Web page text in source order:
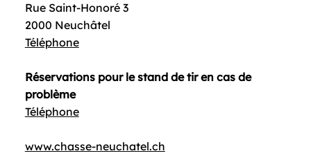
Rue Saint-Honoré 3
2000 Neuchâtel
Téléphone
Réservations pour le stand de tir en cas de
problème
Téléphone
www.chasse-neuchatel.ch